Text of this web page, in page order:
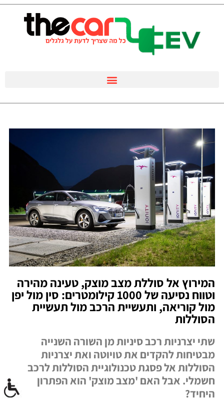
המירוץ אל סוללת מצב מוצק, טעינה מהירה
וטווח נסיעה של 1000 קילומטרים: סין מול יפן
מול קוריאה, ותעשיית הרכב מול תעשיית
הסוללות
שתי יצרניות רכב סיניות מן השורה השנייה
מבטיחות להקדים את טויוטה ואת יצרניות
הסוללות אל פסגת טכנולוגיית הסוללות לרכב
חשמלי. אבל האם 'מצב מוצק' הוא הפתרון
היחיד?